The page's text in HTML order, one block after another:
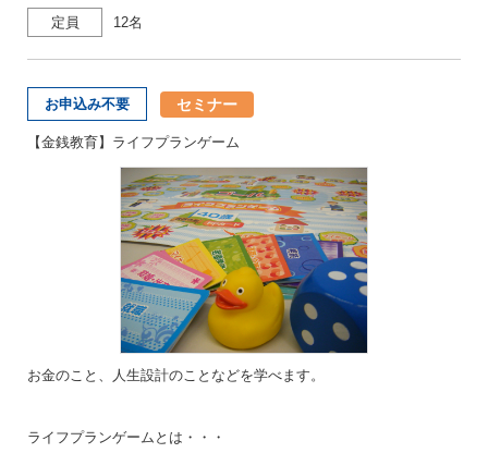
定員 12名
お申込み不要 セミナー
【金銭教育】ライフプランゲーム
お金のこと、人生設計のことなどを学べます。
ライフプランゲームとは・・・